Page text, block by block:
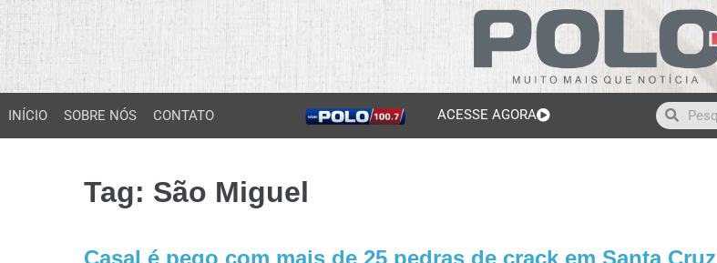
INÍCIO SOBRE NÓS CONTATO ACESSE AGORA
Tag: São Miguel
Casal é pego com mais de 25 pedras de crack em Santa Cruz